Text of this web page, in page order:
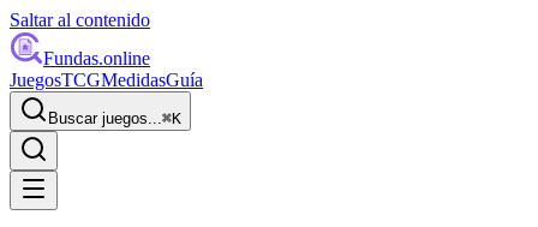
Saltar al contenido
Fundas.online
JuegosTCGMedidasGuía
Buscar juegos...⌘K